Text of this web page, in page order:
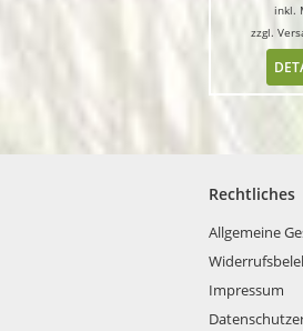
inkl.
zzgl.
Rechtliches
Allgemeine
Impressum